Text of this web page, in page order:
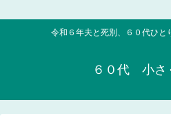
令和６年夫と死別、６０代ひと
６０代 小さ